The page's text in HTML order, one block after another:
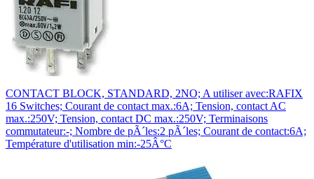
CONTACT BLOCK, STANDARD, 2NO; A utiliser avec:RAFIX
16 Switches; Courant de contact max.:6A; Tension, contact AC
max.:250V; Tension, contact DC max.:250V; Terminaisons
commutateur:-; Nombre de pÃ´les:2 pÃ´les; Courant de contact:6A;
Température d'utilisation min:-25Â°C